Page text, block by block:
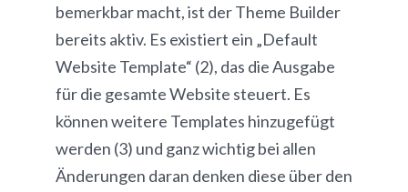
bemerkbar macht, ist der Theme Builder
bereits aktiv. Es existiert ein „Default
Website Template“ (2), das die Ausgabe
für die gesamte Website steuert. Es
können weitere Templates hinzugefügt
werden (3) und ganz wichtig bei allen
Änderungen daran denken diese über den